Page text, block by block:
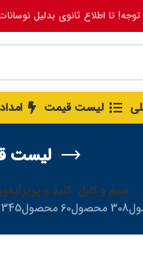
تا اطلاع ثانوی بدلیل
لیست قیمت
لیست
سیم و کابل
308 محصول
کلید و پریز
60 محصول
345 محصول